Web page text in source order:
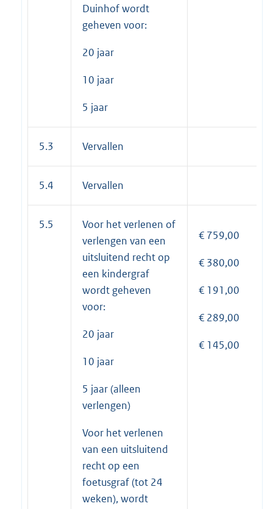
Duinhof wordt
geheven voor:
20 jaar
10 jaar
5 jaar
5.3 Vervallen
5.4 Vervallen
5.5
Voor het verlenen of
verlengen van een
uitsluitend recht op
een kindergraf
wordt geheven
voor:
20 jaar
10 jaar
5 jaar (alleen
verlengen)
Voor het verlenen
van een uitsluitend
recht op een
foetusgraf (tot 24
weken), wordt
€ 759,00
€ 380,00
€ 191,00
€ 289,00
€ 145,00